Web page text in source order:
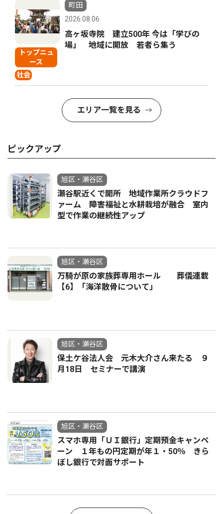
トップニュ
ース
社会
町田
2026.08.06
高ヶ坂寺院 建立500年 今は「学びの
場」 地域に開放 若者ら集う
エリア一覧を見る
ピックアップ
旭区・瀬谷区
瀬谷駅近くで開所 地域作業所クラウドフ
ァーム 障害福祉と水耕栽培が融合 室内
型で作業の継続性アップ
旭区・瀬谷区
万騎が原の家族葬専用ホール 葬儀連載
【6】「海洋散骨について」
旭区・瀬谷区
保土ケ谷法人会 元木大介さん来たる ９
月18日 セミナーで講演
旭区・瀬谷区
スマホ専用「ＵＩ銀行」定期預金キャンペ
ーン １年もの円定期が年１・50％ きら
ぼし銀行で対面サポート